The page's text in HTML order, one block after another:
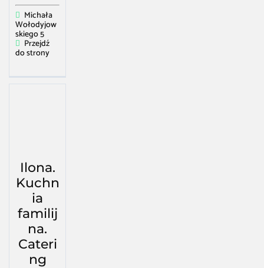
Michała
Wołodyjow
skiego 5
Przejdź
do strony
Ilona.
Kuchn
ia
familij
na.
Cateri
ng